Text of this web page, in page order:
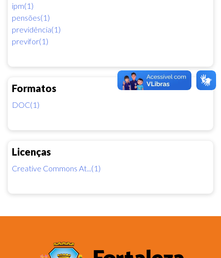
ipm(1)
pensões(1)
previdência(1)
previfor(1)
Formatos
DOC(1)
Licenças
Creative Commons At...(1)